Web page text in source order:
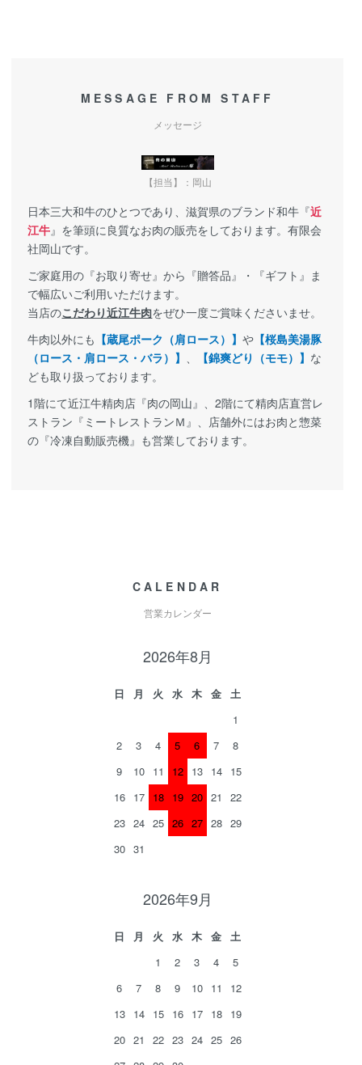
MESSAGE FROM STAFF
メッセージ
【担当】：岡山
日本三大和牛のひとつであり、滋賀県のブランド和牛『近
江牛』を筆頭に良質なお肉の販売をしております。有限会
社岡山です。
ご家庭用の『お取り寄せ』から『贈答品』・『ギフト』ま
で幅広いご利用いただけます。
当店のこだわり近江牛肉をぜひ一度ご賞味くださいませ。
牛肉以外にも 【蔵尾ポーク（肩ロース）】や 【桜島美湯豚
（ロース・肩ロース・バラ）】 、 【錦爽どり（モモ）】 な
ども取り扱っております。
1階にて近江牛精肉店『肉の岡山』、2階にて精肉店直営レ
ストラン『ミートレストランＭ』、店舗外にはお肉と惣菜
の『冷凍自動販売機』も営業しております。
CALENDAR
営業カレンダー
2026年8月
日 月 火 水 木 金 土
1
2
3 4 5 6 7
8
9
10 11 12 13 14
15
16
17 18 19 20 21
22
23 24 25 26 27 28 29
30 31
2026年9月
日 月 火 水 木 金 土
1
2 3 4
5
6
7 8 9 10 11
12
13
14 15 16 17 18
19
20 21 22 23 24 25 26